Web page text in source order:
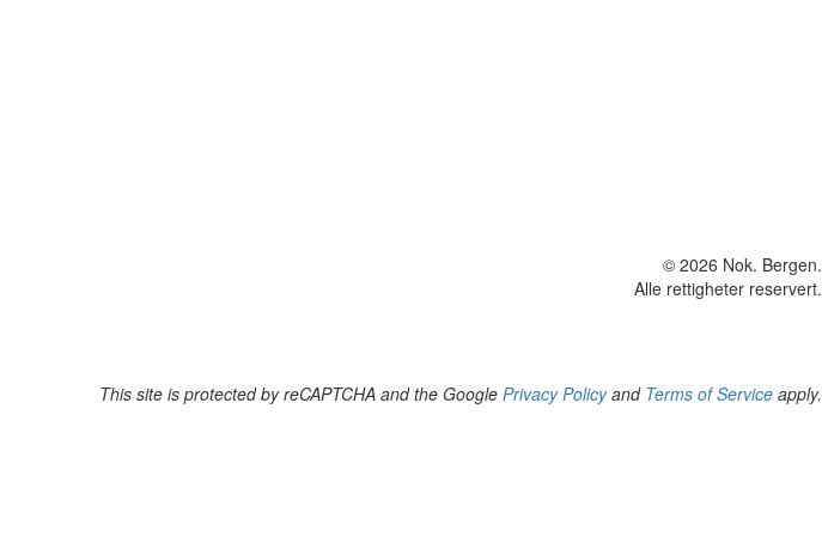
© 2026 Nok. Bergen.
Alle rettigheter reservert.
This site is protected by reCAPTCHA and the Google Privacy Policyand Terms of Service apply.